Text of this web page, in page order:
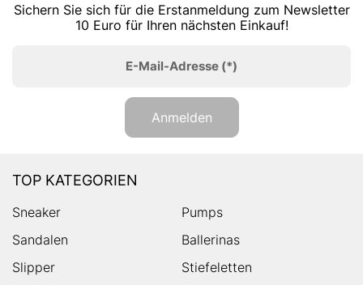
Sichern Sie sich für die Erstanmeldung zum Newsletter
10 Euro für Ihren nächsten Einkauf!
E-Mail-Adresse (*)
Anmelden
TOP KATEGORIEN
Sneaker
Pumps
Sandalen
Ballerinas
Slipper
Stiefeletten